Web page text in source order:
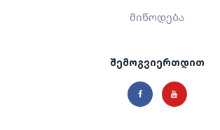
მიწოდება
შემოგვიერთდით